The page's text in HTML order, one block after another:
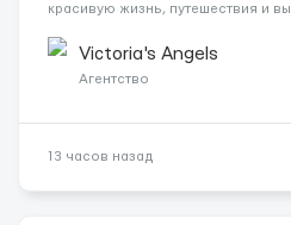
красивую жизнь, путешествия и
Опытная команда с годами
клиентов (без ...
Victoria's Angels
Агентство
13 часов назад